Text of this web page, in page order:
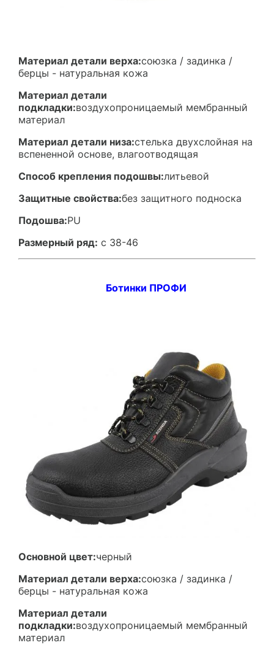
Материал детали верха:союзка / задинка /
берцы - натуральная кожа
Материал детали
подкладки:воздухопроницаемый мембранный
материал
Материал детали низа:стелька двухслойная на
вспененной основе, влагоотводящая
Способ крепления подошвы:литьевой
Защитные свойства:без защитного подноска
Подошва:PU
Размерный ряд: с 38-46
Ботинки ПРОФИ
Основной цвет:черный
Материал детали верха:союзка / задинка /
берцы - натуральная кожа
Материал детали
подкладки:воздухопроницаемый мембранный
материал